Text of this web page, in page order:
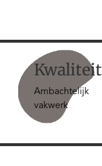
Kwaliteit
Ambachtelijk
vakwerk